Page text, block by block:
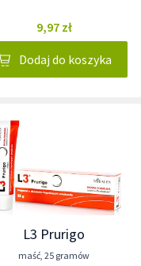
9,97 zł
Dodaj do koszyka
L3 Prurigo
maść, 25 gramów